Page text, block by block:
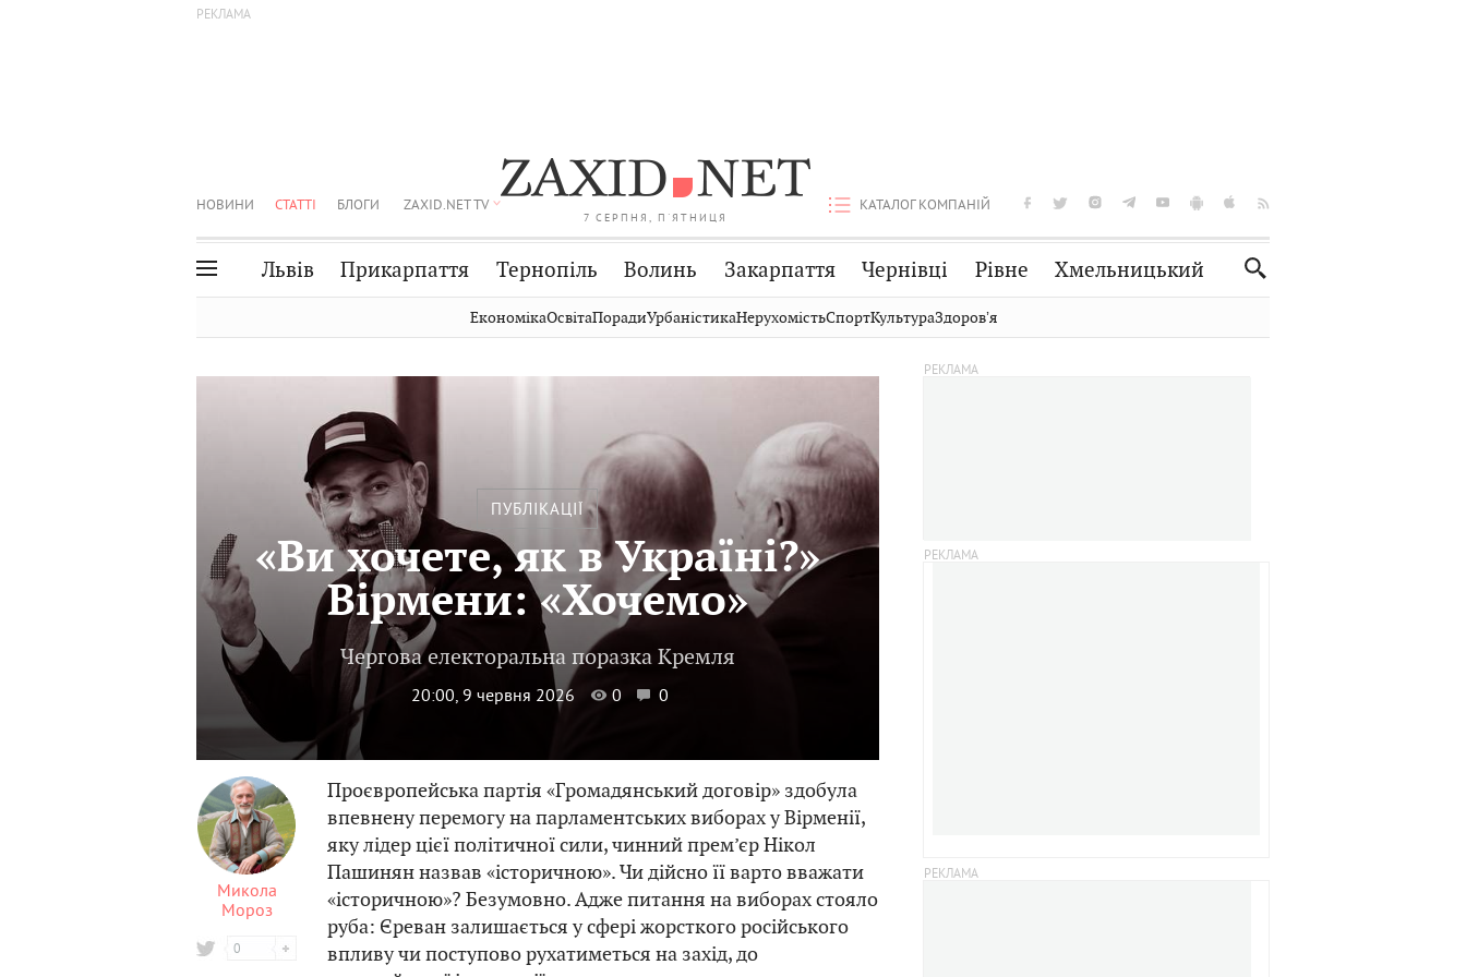
7 СЕРПНЯ, П'ЯТНИЦЯ
НОВИНИ СТАТТІ БЛОГИ ZAXID.NET TV КАТАЛОГ КОМПАНІЙ
Львів Прикарпаття Тернопіль Волинь Закарпаття Чернівці Рівне Хмельницький
Шептицький
Стрий
Публікації Авто Словко
ЕкономікаОсвітаПорадиУрбаністикаНерухомістьСпортКультураЗдоровʼя
ПУБЛІКАЦІЇ
«Ви хочете, як в Україні?»
Вірмени: «Хочемо»
Чергова електоральна поразка Кремля
20:00, 9 червня 2026 0 0
Микола
Мороз
0
Проєвропейська партія «Громадянський договір» здобула
впевнену перемогу на парламентських виборах у Вірменії,
яку лідер цієї політичної сили, чинний прем’єр Нікол
Пашинян назвав «історичною». Чи дійсно її варто вважати
«історичною»? Безумовно. Адже питання на виборах стояло
руба: Єреван залишається у сфері жорсткого російського
впливу чи поступово рухатиметься на захід, до